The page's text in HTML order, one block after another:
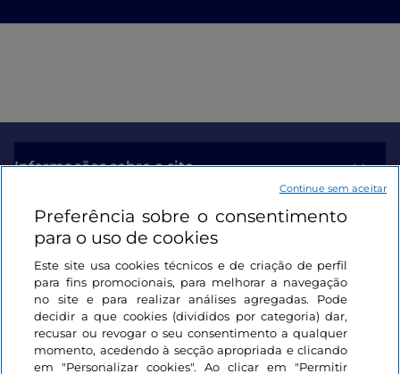
Informações sobre o site
Ligações úteis
Iniciar sessão
Mantenha-se em contacto
Preferência sobre o consentimento
para o uso de cookies
Este site usa cookies técnicos e de criação de perfil
para fins promocionais, para melhorar a navegação
no site e para realizar análises agregadas. Pode
decidir a que cookies (divididos por categoria) dar,
recusar ou revogar o seu consentimento a qualquer
momento, acedendo à secção apropriada e clicando
em "Personalizar cookies". Ao clicar em "Permitir
Continue sem aceitar